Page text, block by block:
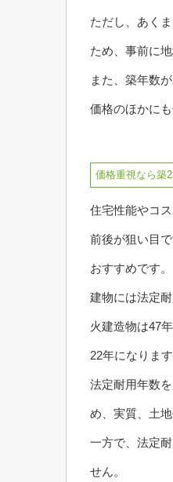
ただし、あく
ため、事前に
また、築年数
価格のほかに
価格重視なら築
住宅性能やコ
前後が狙い目
おすすめです。
建物には法定
火建造物は47
22年になります
法定耐用年数
め、実質、土
一方で、法定
せん。